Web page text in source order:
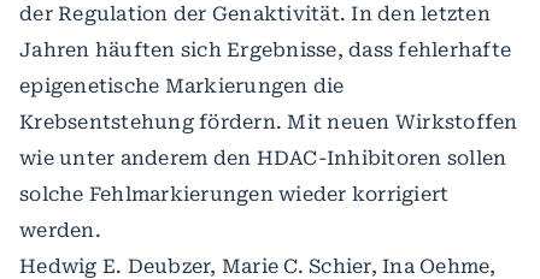
der Regulation der Genaktivität. In den letzten
Jahren häuften sich Ergebnisse, dass fehlerhafte
epigenetische Markierungen die
Krebsentstehung fördern. Mit neuen Wirkstoffen
wie unter anderem den HDAC-Inhibitoren sollen
solche Fehlmarkierungen wieder korrigiert
werden.
Hedwig E. Deubzer, Marie C. Schier, Ina Oehme,